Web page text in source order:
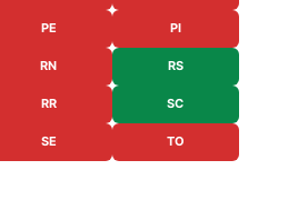
PE PI
RN RS
RR SC
SE TO